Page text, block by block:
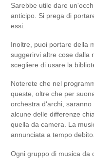
Sarebbe utile dare
anticipo. Si prega di
essi.
Inoltre, puoi portare della
suggerirvi altre cose dalla
scegliere di usare la
Noterete che nel
queste, oltre che per
orchestra d'archi,
alcune delle differenze
quella da camera. La
annunciata a tempo debito.
Ogni gruppo di musica da